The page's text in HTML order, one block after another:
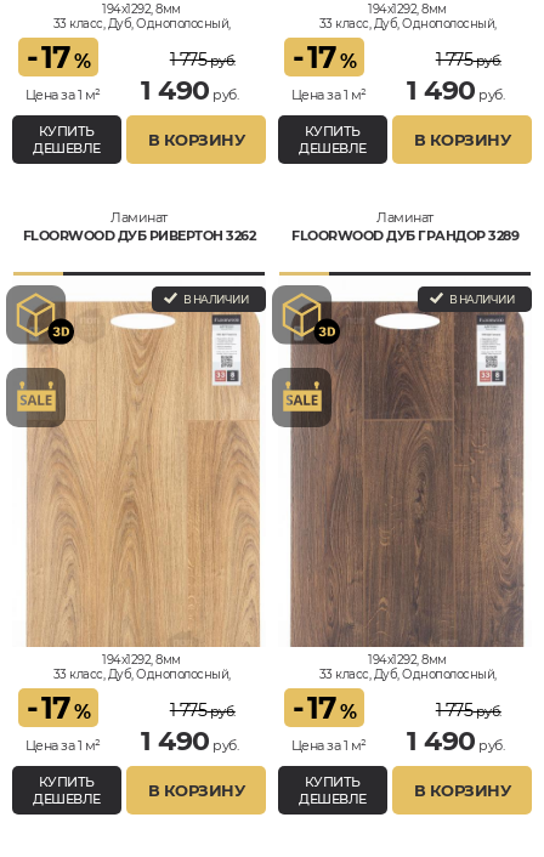
194x1292, 8мм
33 класс, Дуб, Однополосный,
-17%
Цена за 1 м²
1 775руб.
1 490 руб.
КУПИТЬ
ДЕШЕВЛЕ
В КОРЗИНУ
194x1292, 8мм
33 класс, Дуб, Однополосный,
-17%
Цена за 1 м²
1 775руб.
1 490 руб.
КУПИТЬ
ДЕШЕВЛЕ
В КОРЗИНУ
Ламинат
FLOORWOOD ДУБ РИВЕРТОН 3262
В НАЛИЧИИ
194x1292, 8мм
33 класс, Дуб, Однополосный,
-17%
Цена за 1 м²
1 775руб.
1 490 руб.
КУПИТЬ
ДЕШЕВЛЕ
В КОРЗИНУ
Ламинат
FLOORWOOD ДУБ ГРАНДОР 3289
В НАЛИЧИИ
194x1292, 8мм
33 класс, Дуб, Однополосный,
-17%
Цена за 1 м²
1 775руб.
1 490 руб.
КУПИТЬ
ДЕШЕВЛЕ
В КОРЗИНУ